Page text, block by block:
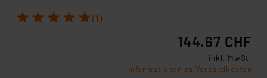
1 2 3 4 5 (1)
144.67 CHF
inkl. MwSt.
Informationen zu Versandkosten